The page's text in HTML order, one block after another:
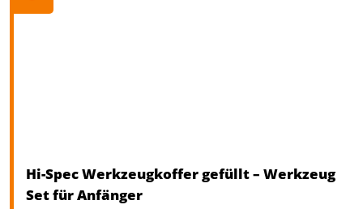
Hi-Spec Werkzeugkoffer gefüllt – Werkzeug
Set für Anfänger